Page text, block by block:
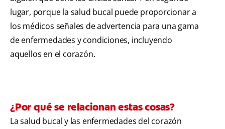
lugar, porque la salud bucal puede proporcionar a
los médicos señales de advertencia para una gama
de enfermedades y condiciones, incluyendo
aquellos en el corazón.
¿Por qué se relacionan estas cosas?
La salud bucal y las enfermedades del corazón